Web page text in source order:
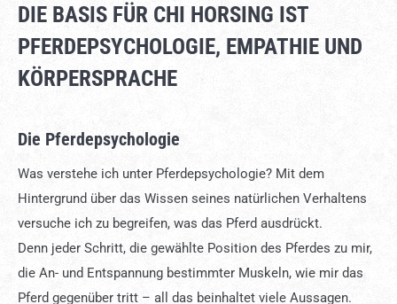
DIE BASIS FÜR CHI HORSING IST
PFERDEPSYCHOLOGIE, EMPATHIE UND
KÖRPERSPRACHE
Die Pferdepsychologie
Was verstehe ich unter Pferdepsychologie? Mit dem
Hintergrund über das Wissen seines natürlichen Verhaltens
versuche ich zu begreifen, was das Pferd ausdrückt.
Denn jeder Schritt, die gewählte Position des Pferdes zu mir,
die An- und Entspannung bestimmter Muskeln, wie mir das
Pferd gegenüber tritt – all das beinhaltet viele Aussagen.